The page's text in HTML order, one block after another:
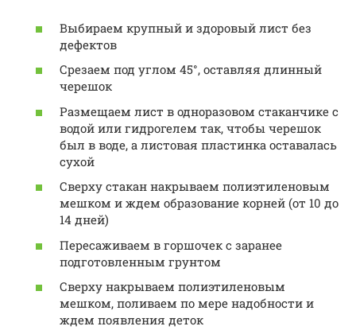
Выбираем крупный и здоровый лист без
дефектов
Срезаем под углом 45°, оставляя длинный
черешок
Размещаем лист в одноразовом стаканчике с
водой или гидрогелем так, чтобы черешок
был в воде, а листовая пластинка оставалась
сухой
Сверху стакан накрываем полиэтиленовым
мешком и ждем образование корней (от 10 до
14 дней)
Пересаживаем в горшочек с заранее
подготовленным грунтом
Сверху накрываем полиэтиленовым
мешком, поливаем по мере надобности и
ждем появления деток